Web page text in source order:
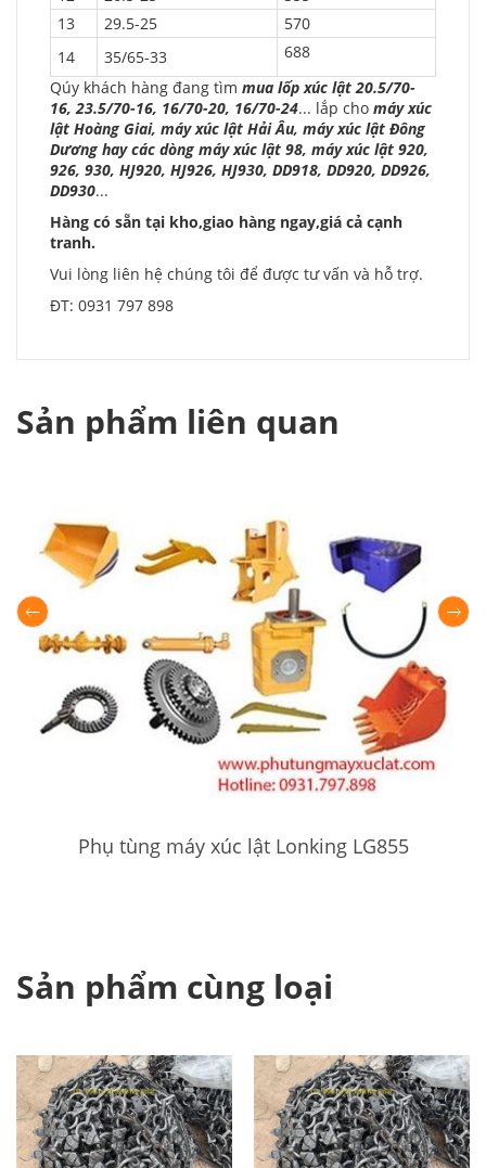
13
29.5-25
570
14
35/65-33
688
Qúy khách hàng đang tìm mua lốp xúc lật 20.5/70-
16, 23.5/70-16, 16/70-20, 16/70-24... lắp cho máy xúc
lật Hoàng Giai, máy xúc lật Hải Âu, máy xúc lật Đông
Dương hay các dòng máy xúc lật 98, máy xúc lật 920,
926, 930, HJ920, HJ926, HJ930, DD918, DD920, DD926,
DD930...
Hàng có sẵn tại kho,giao hàng ngay,giá cả cạnh
tranh.
Vui lòng liên hệ chúng tôi để được tư vấn và hỗ trợ.
ĐT: 0931 797 898
Sản phẩm liên quan
Phụ tùng máy xúc lật Lonking LG855
Sản phẩm cùng loại